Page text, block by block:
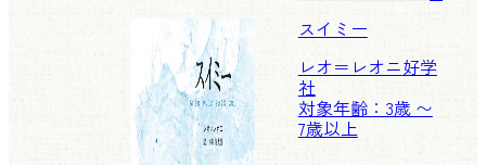
スイミー
レオ＝レオニ好学
社
対象年齢：3歳 〜
7歳以上